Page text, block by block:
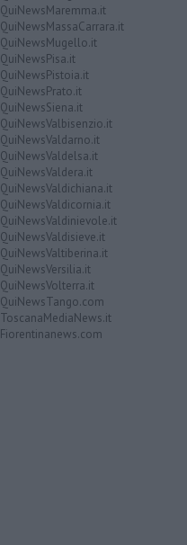
QuiNewsMaremma.it
QuiNewsMassaCarrara.it
QuiNewsMugello.it
QuiNewsPisa.it
QuiNewsPistoia.it
QuiNewsPrato.it
QuiNewsSiena.it
QuiNewsValbisenzio.it
QuiNewsValdarno.it
QuiNewsValdelsa.it
QuiNewsValdera.it
QuiNewsValdichiana.it
QuiNewsValdicornia.it
QuiNewsValdinievole.it
QuiNewsValdisieve.it
QuiNewsValtiberina.it
QuiNewsVersilia.it
QuiNewsVolterra.it
QuiNewsTango.com
ToscanaMediaNews.it
Fiorentinanews.com